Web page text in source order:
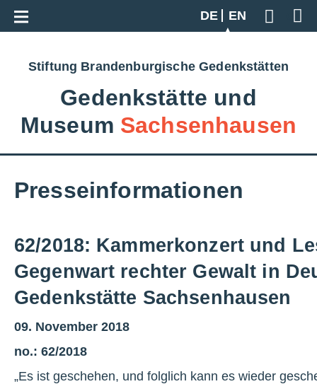
DE
EN
Geben
Go back to overview
Stiftung Brandenburgische Gedenkstätten
Gedenkstätte und
Museum Sachsenhausen
Presseinformationen
62/2018: Kammerkonzert und
Gegenwart rechter Gewalt in
Gedenkstätte Sachsenhausen
09. November 2018
no.: 62/2018
„Es ist geschehen, und folglich kann es wieder